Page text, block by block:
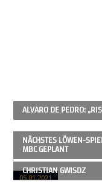
ALVARO DE PEDRO:
05.01.2021
NÄCHSTES LÖWEN-
MBC GEPLANT
CHRISTIAN GWISDZ